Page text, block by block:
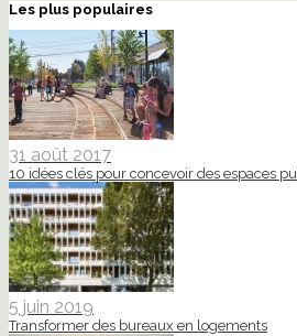
Les plus populaires
31 août 2017
10 idées clés pour concevoir des espaces
5 juin 2019
Transformer des bureaux en logements